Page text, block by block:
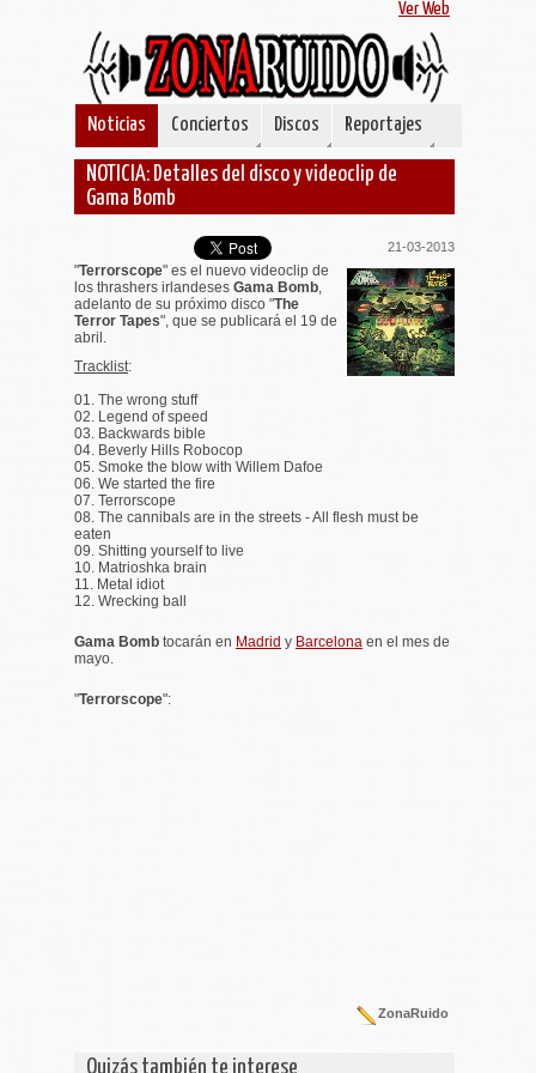
Ver Web
Noticias Conciertos Discos Reportajes
NOTICIA: Detalles del disco y videoclip de
Gama Bomb
21-03-2013
"Terrorscope" es el nuevo videoclip de
los thrashers irlandeses Gama Bomb
adelanto de su próximo disco "The
Terror Tapes", que se publicará el 19 de
abril.
Tracklist:
01. The wrong stuff
02. Legend of speed
03. Backwards bible
04. Beverly Hills Robocop
05. Smoke the blow with Willem Dafoe
06. We started the fire
07. Terrorscope
08. The cannibals are in the streets - All flesh must be
eaten
09. Shitting yourself to live
10. Matrioshka brain
11. Metal idiot
12. Wrecking ball
Gama Bomb tocarán en Madrid y Barcelona en el mes de
mayo.
"Terrorscope":
ZonaRuido
Quizás también te interese